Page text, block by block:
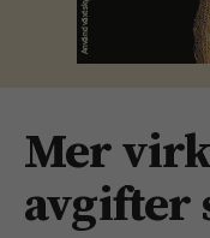
Mer
avgifter